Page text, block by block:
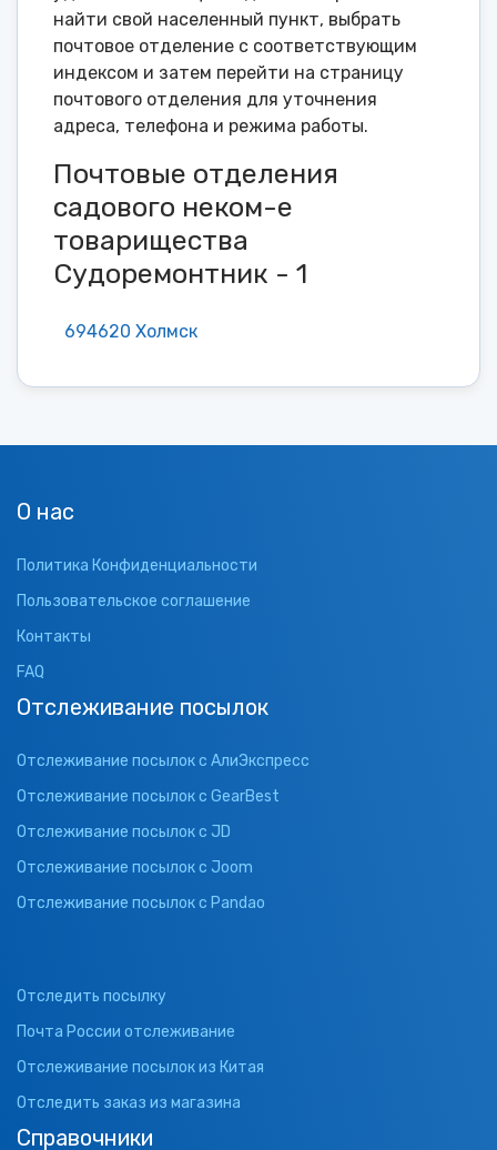
найти свой населенный пункт, выбрать
почтовое отделение с соответствующим
индексом и затем перейти на страницу
почтового отделения для уточнения
адреса, телефона и режима работы.
Почтовые отделения
садового неком-е
товарищества
Судоремонтник - 1
694620 Холмск
О нас
Политика Конфиденциальности
Пользовательское соглашение
Контакты
FAQ
Отслеживание посылок
Отслеживание посылок с АлиЭкспресс
Отслеживание посылок с GearBest
Отслеживание посылок с JD
Отслеживание посылок с Joom
Отслеживание посылок с Pandao
Отследить посылку
Почта России отслеживание
Отслеживание посылок из Китая
Отследить заказ из магазина
Справочники